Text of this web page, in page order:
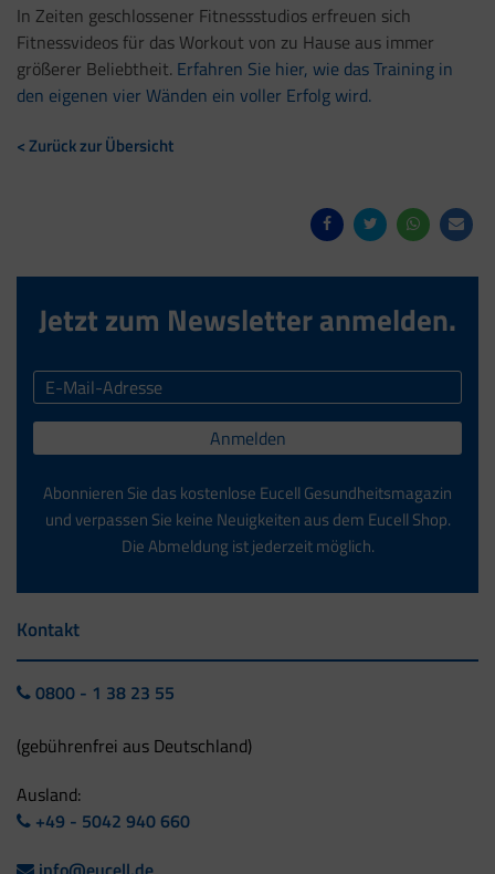
In Zeiten geschlossener Fitnessstudios erfreuen sich
Fitnessvideos für das Workout von zu Hause aus immer
größerer Beliebtheit. Erfahren Sie hier, wie das Training in
den eigenen vier Wänden ein voller Erfolg wird.
< Zurück zur Übersicht
Jetzt zum Newsletter anmelden.
Anmelden
Abonnieren Sie das kostenlose Eucell Gesundheitsmagazin
und verpassen Sie keine Neuigkeiten aus dem Eucell Shop.
Die Abmeldung ist jederzeit möglich.
Kontakt
0800 - 1 38 23 55
(gebührenfrei aus Deutschland)
Ausland:
+49 - 5042 940 660